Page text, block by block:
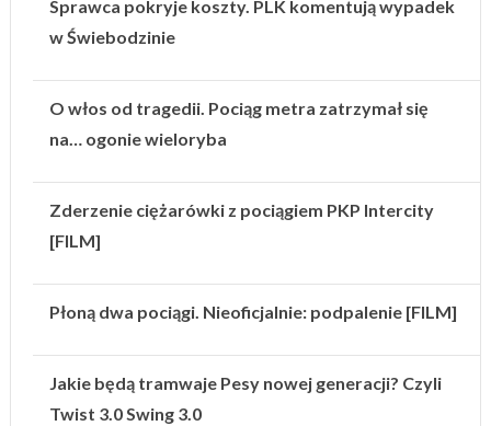
Sprawca pokryje koszty. PLK komentują wypadek
w Świebodzinie
O włos od tragedii. Pociąg metra zatrzymał się
na… ogonie wieloryba
Zderzenie ciężarówki z pociągiem PKP Intercity
[FILM]
Płoną dwa pociągi. Nieoficjalnie: podpalenie [FILM]
Jakie będą tramwaje Pesy nowej generacji? Czyli
Twist 3.0 Swing 3.0